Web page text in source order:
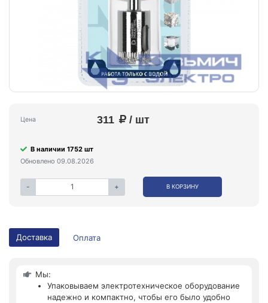
Цена 311 / шт
В наличии 1752 шт
Обновлено 09.08.2026
- + В КОРЗИНУ
Доставка Оплата
Мы:
Упаковываем электротехническое оборудование
надежно и компактно, чтобы его было удобно